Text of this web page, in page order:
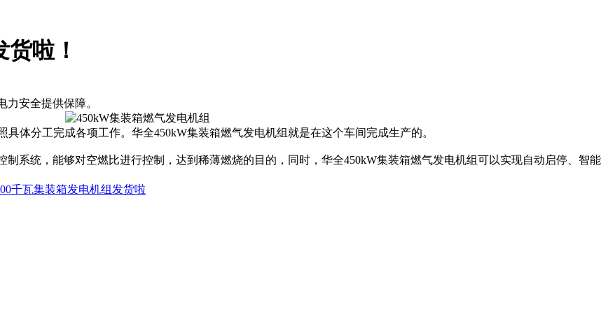
啦！
安全提供保障。
体分工完成各项工作。华全450kW集装箱燃气发电机组就是在这个车间完成生产的。
系统，能够对空燃比进行控制，达到稀薄燃烧的目的，同时，华全450kW集装箱燃气发电机组可以实现自动启停、智能
千瓦集装箱发电机组发货啦